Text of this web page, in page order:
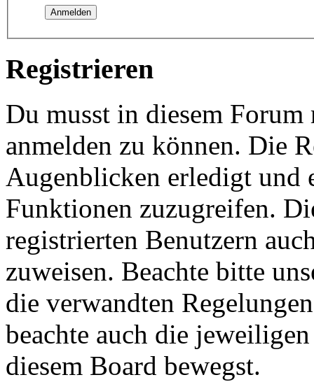
Registrieren
Du musst in diesem
anmelden zu können. Die
Augenblicken erledigt und
Funktionen zuzugreifen.
registrierten Benutzern
zuweisen. Beachte bitte
die verwandten
beachte auch die
diesem Board bewegst.